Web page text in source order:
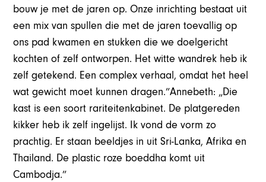
bouw je met de jaren op. Onze inrichting bestaat uit
een mix van spullen die met de jaren toevallig op
ons pad kwamen en stukken die we doelgericht
kochten of zelf ontworpen. Het witte wandrek heb ik
zelf getekend. Een complex verhaal, omdat het heel
wat gewicht moet kunnen dragen.”Annebeth: „Die
kast is een soort rariteitenkabinet. De platgereden
kikker heb ik zelf ingelijst. Ik vond de vorm zo
prachtig. Er staan beeldjes in uit Sri-Lanka, Afrika en
Thailand. De plastic roze boeddha komt uit
Cambodja.”